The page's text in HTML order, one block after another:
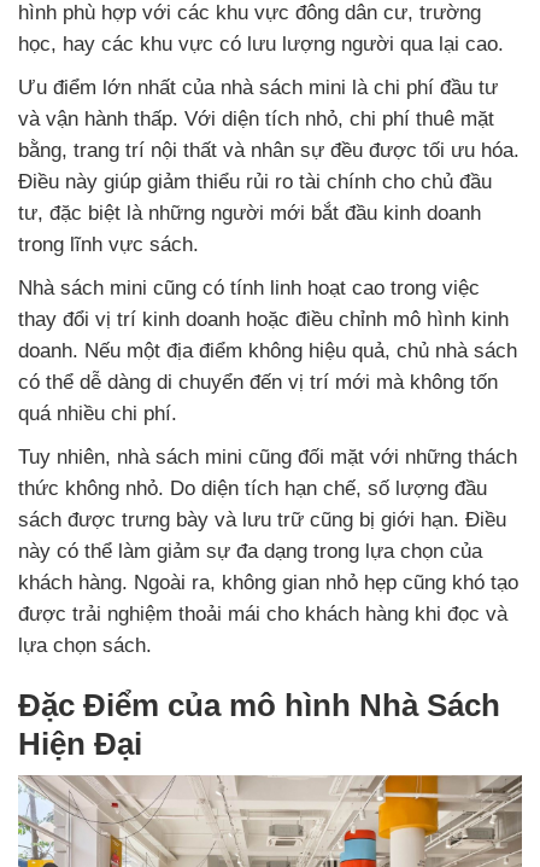
hình phù hợp với các khu vực đông dân cư, trường
học, hay các khu vực có lưu lượng người qua lại cao.
Ưu điểm lớn nhất của nhà sách mini là chi phí đầu tư
và vận hành thấp. Với diện tích nhỏ, chi phí thuê mặt
bằng, trang trí nội thất và nhân sự đều được tối ưu hóa.
Điều này giúp giảm thiểu rủi ro tài chính cho chủ đầu
tư, đặc biệt là những người mới bắt đầu kinh doanh
trong lĩnh vực sách.
Nhà sách mini cũng có tính linh hoạt cao trong việc
thay đổi vị trí kinh doanh hoặc điều chỉnh mô hình kinh
doanh. Nếu một địa điểm không hiệu quả, chủ nhà sách
có thể dễ dàng di chuyển đến vị trí mới mà không tốn
quá nhiều chi phí.
Tuy nhiên, nhà sách mini cũng đối mặt với những thách
thức không nhỏ. Do diện tích hạn chế, số lượng đầu
sách được trưng bày và lưu trữ cũng bị giới hạn. Điều
này có thể làm giảm sự đa dạng trong lựa chọn của
khách hàng. Ngoài ra, không gian nhỏ hẹp cũng khó tạo
được trải nghiệm thoải mái cho khách hàng khi đọc và
lựa chọn sách.
Đặc Điểm của mô hình Nhà Sách
Hiện Đại